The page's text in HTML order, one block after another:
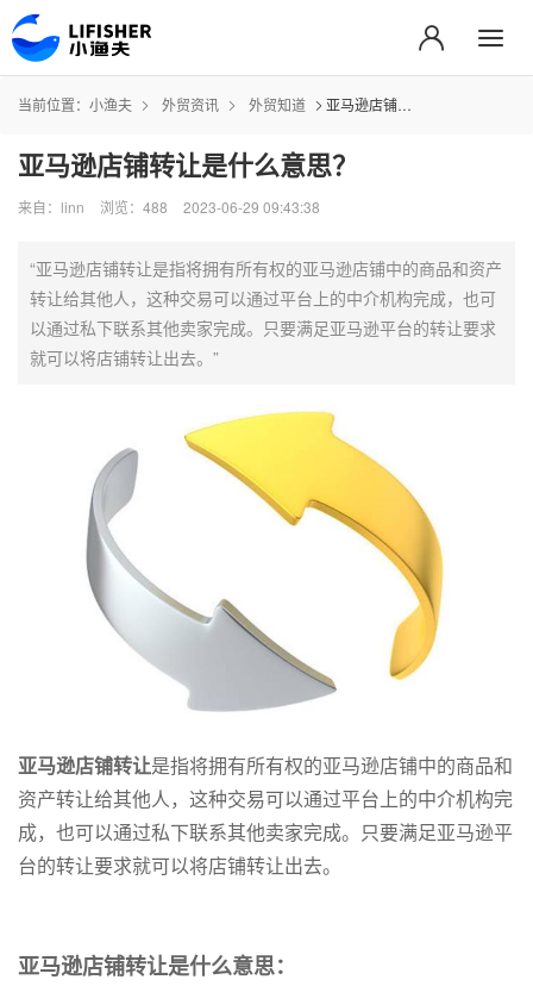
当前位置： 小渔夫 外贸资讯 外贸知道 亚马逊店铺转让是什么意思？
亚马逊店铺转让是什么意思？
来自：linn 浏览：488 2023-06-29 09:43:38
“亚马逊店铺转让是指将拥有所有权的亚马逊店铺中的商品和资产
转让给其他人，这种交易可以通过平台上的中介机构完成，也可
以通过私下联系其他卖家完成。只要满足亚马逊平台的转让要求
就可以将店铺转让出去。”
亚马逊店铺转让是指将拥有所有权的亚马逊店铺中的商品和
资产转让给其他人，这种交易可以通过平台上的中介机构完
成，也可以通过私下联系其他卖家完成。只要满足亚马逊平
台的转让要求就可以将店铺转让出去。
亚马逊店铺转让是什么意思：